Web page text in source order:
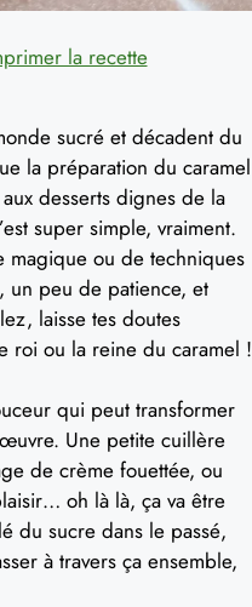
la recette
sucré et décadent du
la préparation du caramel
desserts dignes de la
super simple, vraiment.
magique ou de techniques
un peu de patience, et
laisse tes doutes
roi ou la reine du caramel !
qui peut transformer
Une petite cuillère
de crème fouettée, ou
oh là là, ça va être
du sucre dans le passé,
à travers ça ensemble,